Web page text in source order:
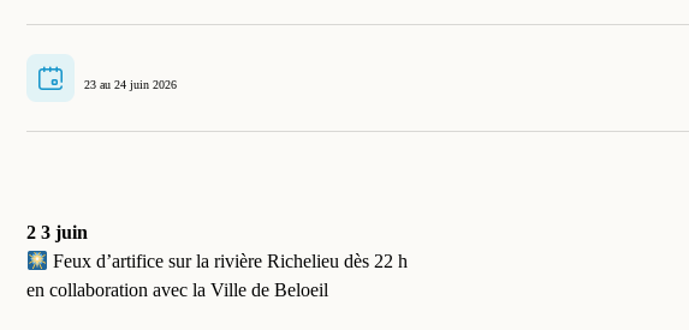
23 au 24 juin 2026
2 3 juin
Feux d’artifice sur la rivière Richelieu dès 22 h
en collaboration avec la Ville de Beloeil